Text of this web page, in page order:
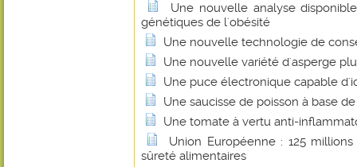
Une nouvelle analyse
génétiques de l'obésité
Une nouvelle technologie de
Une nouvelle variété d'asperge
Une puce électronique capable
Une saucisse de poisson à base
Une tomate à vertu anti-
Union Européenne : 125
sûreté alimentaires